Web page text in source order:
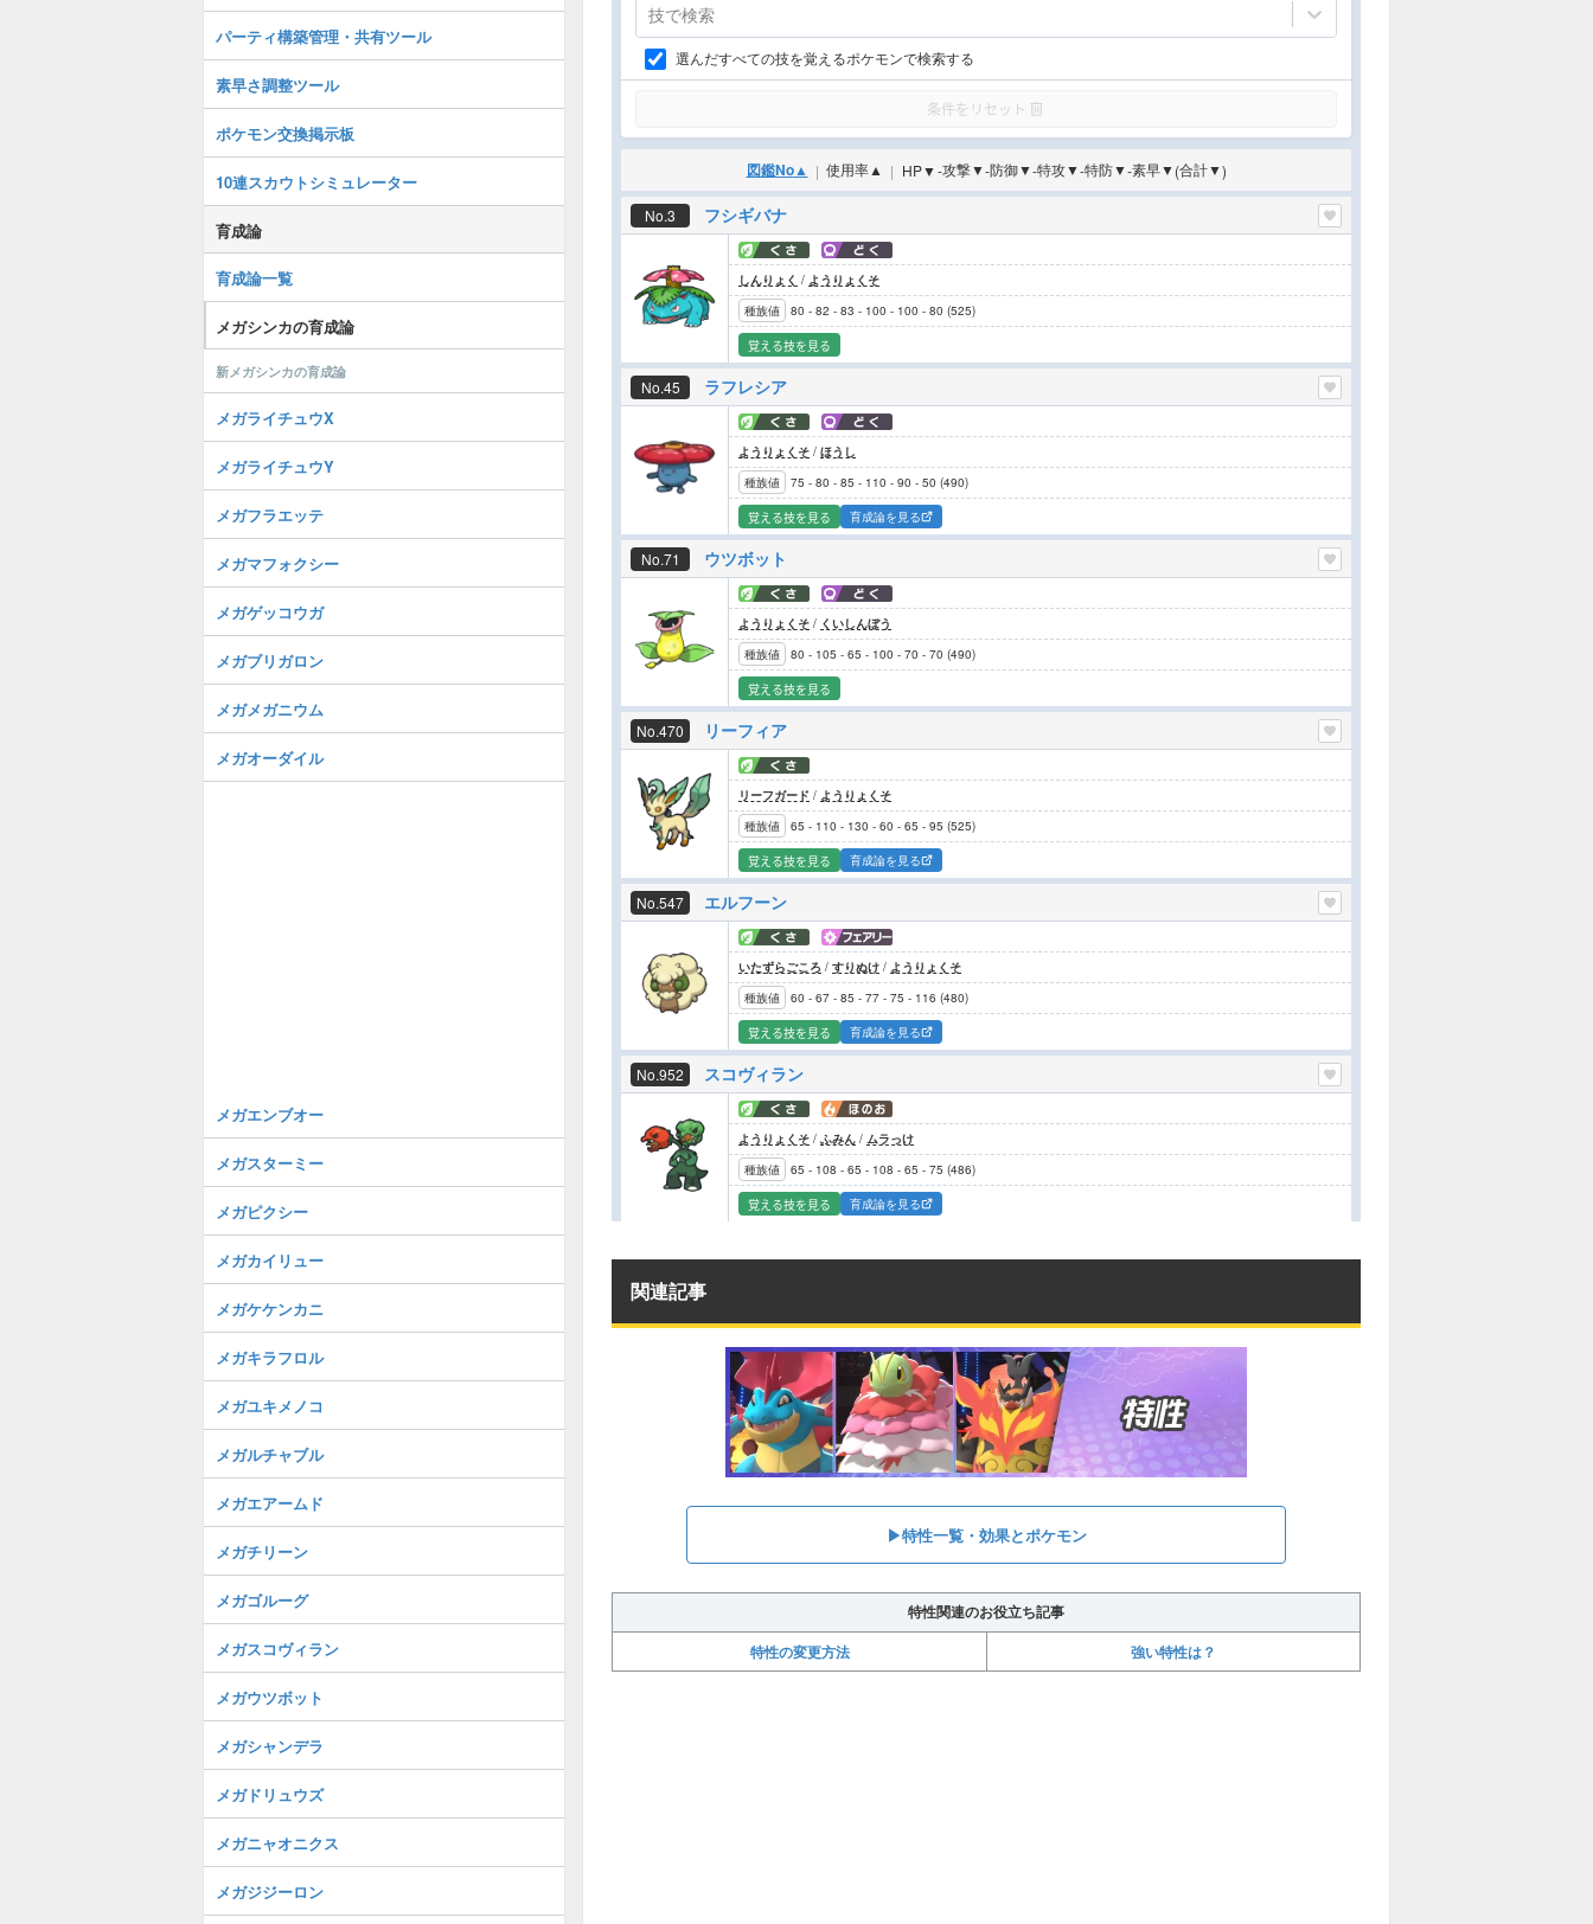
技で検索
選んだすべての技を覚えるポケモンで検索する
条件をリセット
図鑑No▲ | 使用率▲ HP▼-攻撃▼-防御▼-特攻▼-特防▼-素早▼(合計▼)
No.3 フシギバナ
しんりょく / ようりょくそ
種族値
80 - 82 - 83 - 100 - 100 - 80 (525)
覚える技を見る
No.45 ラフレシア
ようりょくそ / ほうし
種族値
75 - 80 - 85 - 110 - 90 - 50 (490)
覚える技を見る 育成論を見る
No.71 ウツボット
ようりょくそ / くいしんぼう
種族値
80 - 105 - 65 - 100 - 70 - 70 (490)
覚える技を見る
No.470 リーフィア
リーフガード / ようりょくそ
種族値
65 - 110 - 130 - 60 - 65 - 95 (525)
覚える技を見る 育成論を見る
No.547 エルフーン
いたずらごころ / すりぬけ / ようりょくそ
種族値
60 - 67 - 85 - 77 - 75 - 116 (480)
覚える技を見る 育成論を見る
No.952 スコヴィラン
ようりょくそ / ふみん / ムラっけ
種族値
65 - 108 - 65 - 108 - 65 - 75 (486)
覚える技を見る 育成論を見る
関連記事
▶︎特性一覧・効果とポケモン
特性関連のお役立ち記事
特性の変更方法 強い特性は？
パーティ構築管理・共有ツール
素早さ調整ツール
ポケモン交換掲示板
10連スカウトシミュレーター
育成論
育成論一覧
メガシンカの育成論
新メガシンカの育成論
メガライチュウX
メガライチュウY
メガフラエッテ
メガマフォクシー
メガゲッコウガ
メガブリガロン
メガメガニウム
メガオーダイル
メガエンブオー
メガスターミー
メガピクシー
メガカイリュー
メガケケンカニ
メガキラフロル
メガユキメノコ
メガルチャブル
メガエアームド
メガチリーン
メガゴルーグ
メガスコヴィラン
メガウツボット
メガシャンデラ
メガドリュウズ
メガニャオニクス
メガジジーロン